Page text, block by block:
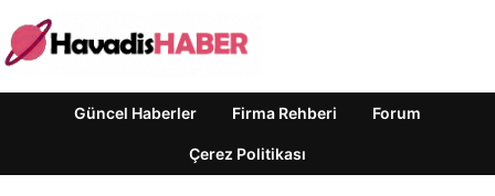
Güncel Haberler Firma Rehberi Forum
Çerez Politikası